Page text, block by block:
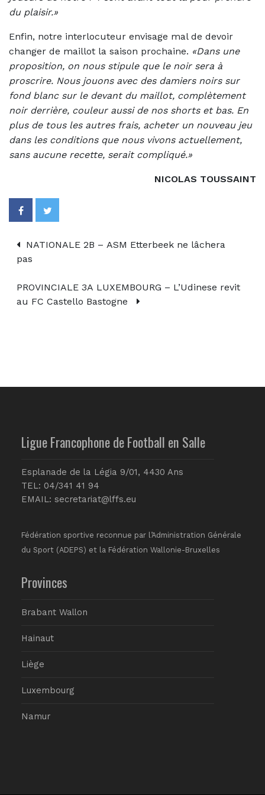
du plaisir.»
Enfin, notre interlocuteur envisage mal de devoir
changer de maillot la saison prochaine. «Dans une
proposition, on nous stipule que le noir sera à
proscrire. Nous jouons avec des damiers noirs sur
fond blanc sur le devant du maillot, complètement
noir derrière, couleur aussi de nos shorts et bas. En
plus de tous les autres frais, acheter un nouveau jeu
dans les conditions que nous vivons actuellement,
sans aucune recette, serait compliqué.»
NICOLAS TOUSSAINT
NATIONALE 2B – ASM Etterbeek ne lâchera
pas
PROVINCIALE 3A LUXEMBOURG – L’Udinese revit
au FC Castello Bastogne
Ligue Francophone de Football en Salle
Esplanade de la Légia 9/01, 4430 Ans
TEL: 04/341 41 94
EMAIL: secretariat@lffs.eu
Fédération sportive reconnue par l’Administration Générale
du Sport (ADEPS) et la Fédération Wallonie-Bruxelles
Provinces
Brabant Wallon
Hainaut
Liège
Luxembourg
Namur